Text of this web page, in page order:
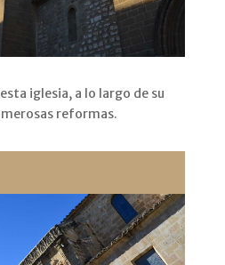
iglesia, a lo largo de su
reformas.